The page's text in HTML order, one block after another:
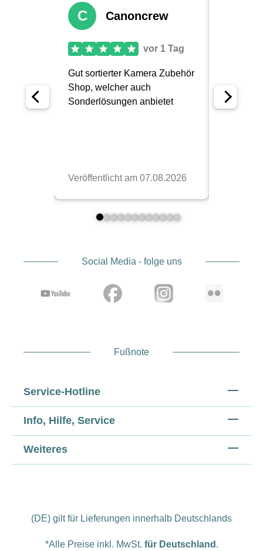
Social Media - folge uns
Fußnote
Service-Hotline
Info, Hilfe, Service
Weiteres
(DE) gilt für Lieferungen innerhalb Deutschlands
*Alle Preise inkl. MwSt. für Deutschland .